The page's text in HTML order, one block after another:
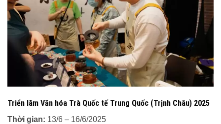
Triển lãm Văn hóa Trà Quốc tế Trung Quốc (Trịnh Châu) 2025
Thời gian: 13/6 – 16/6/2025